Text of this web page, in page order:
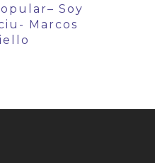
Soy
Marcos